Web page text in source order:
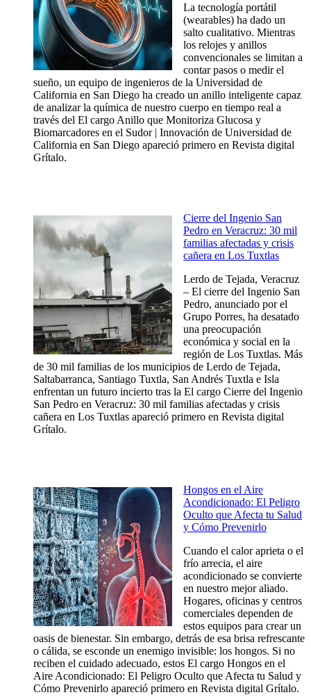
La tecnología portátil
(wearables) ha dado un
salto cualitativo. Mientras
los relojes y anillos
convencionales se limitan a
contar pasos o medir el
sueño, un equipo de ingenieros de la Universidad de
California en San Diego ha creado un anillo inteligente capaz
de analizar la química de nuestro cuerpo en tiempo real a
través del El cargo Anillo que Monitoriza Glucosa y
Biomarcadores en el Sudor | Innovación de Universidad de
California en San Diego apareció primero en Revista digital
Grítalo.
Cierre del Ingenio San
Pedro en Veracruz: 30 mil
familias afectadas y crisis
cañera en Los Tuxtlas
Lerdo de Tejada, Veracruz
– El cierre del Ingenio San
Pedro, anunciado por el
Grupo Porres, ha desatado
una preocupación
económica y social en la
región de Los Tuxtlas. Más
de 30 mil familias de los municipios de Lerdo de Tejada,
Saltabarranca, Santiago Tuxtla, San Andrés Tuxtla e Isla
enfrentan un futuro incierto tras la El cargo Cierre del Ingenio
San Pedro en Veracruz: 30 mil familias afectadas y crisis
cañera en Los Tuxtlas apareció primero en Revista digital
Grítalo.
Hongos en el Aire
Acondicionado: El Peligro
Oculto que Afecta tu Salud
y Cómo Prevenirlo
Cuando el calor aprieta o el
frío arrecia, el aire
acondicionado se convierte
en nuestro mejor aliado.
Hogares, oficinas y centros
comerciales dependen de
estos equipos para crear un
oasis de bienestar. Sin embargo, detrás de esa brisa refrescante
o cálida, se esconde un enemigo invisible: los hongos. Si no
reciben el cuidado adecuado, estos El cargo Hongos en el
Aire Acondicionado: El Peligro Oculto que Afecta tu Salud y
Cómo Prevenirlo apareció primero en Revista digital Grítalo.